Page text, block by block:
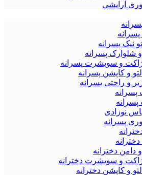
آرایشی
پسرانه
نیک پسرانه
شلوارک پسرانه
ژاکت و سویشرت پسرانه
و کاپشن پسرانه
و راحتی پسرانه
نوزادی
پسرانه
دامن دخترانه
ژاکت و سویشرت دخترانه
و کاپشن دخترانه